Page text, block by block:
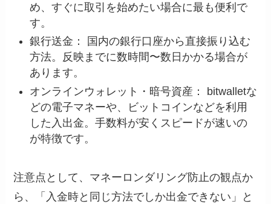
め、すぐに取引を始めたい場合に最も便利で
す。
銀行送金： 国内の銀行口座から直接振り込む
方法。反映までに数時間〜数日かかる場合が
あります。
オンラインウォレット・暗号資産： bitwalletな
どの電子マネーや、ビットコインなどを利用
した入出金。手数料が安くスピードが速いの
が特徴です。
注意点として、マネーロンダリング防止の観点か
ら、「入金時と同じ方法でしか出金できない」と